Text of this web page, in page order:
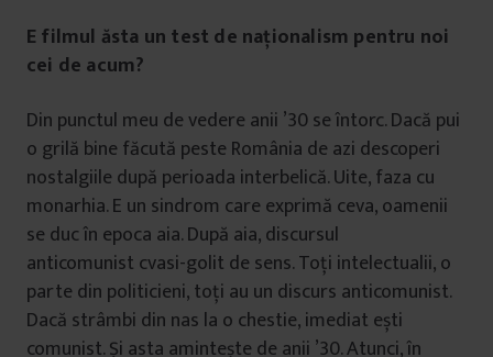
E filmul ăsta un test de naționalism pentru noi
cei de acum?
Din punctul meu de vedere anii ’30 se întorc. Dacă pui
o grilă bine făcută peste România de azi descoperi
nostalgiile după perioada interbelică. Uite, faza cu
monarhia. E un sindrom care exprimă ceva, oamenii
se duc în epoca aia. După aia, discursul
anticomunist cvasi-golit de sens. Toți intelectualii, o
parte din politicieni, toți au un discurs anticomunist.
Dacă strâmbi din nas la o chestie, imediat ești
comunist. Și asta amintește de anii ’30. Atunci, în